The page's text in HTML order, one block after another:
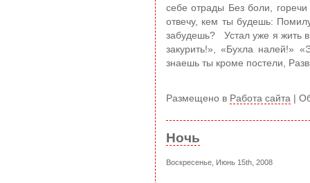
себе отрады Без боли,
отвечу, кем ты будешь:
забудешь? Устал уже я жить
закурить!», «Бухла налей!»
знаешь ты кроме постели,
Размещено в Работа сайта
Ночь
Воскресенье, Июнь 15th, 2008